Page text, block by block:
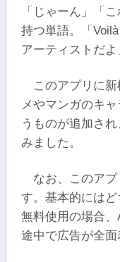
「じゃーん」「
持つ単語。「
アーティストだよ
このアプリに
メやマンガのキ
うものが追加さ
みました。
なお、このアプ
す。基本的には
無料使用の場合、
途中で広告が全面